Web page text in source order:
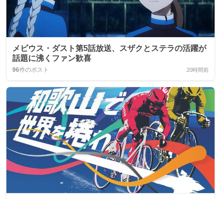
メビウス・ダスト第5話放送、スザクとステラの活躍が
話題に沸くファン歓喜
96件のポスト 20時間前